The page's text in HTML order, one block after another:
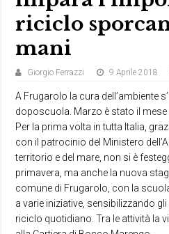
riciclo
mani
Giorgio Ferrazzi 9 Aprile 2018
A Frugarolo la cura dell’ambiente
doposcuola. Marzo è stato il mese
Per la prima volta in tutta Italia,
con il patrocinio del Ministero
territorio e del mare, non si è
primavera, ma anche la nuova
comune di Frugarolo, con la
a varie iniziative, sensibilizzando
riciclo quotidiano. Tra le attività la